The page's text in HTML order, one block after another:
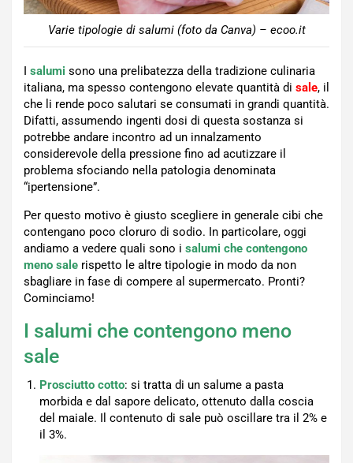
Varie tipologie di salumi (foto da Canva) – ecoo.it
I salumi sono una prelibatezza della tradizione culinaria
italiana, ma spesso contengono elevate quantità di sale, il
che li rende poco salutari se consumati in grandi quantità.
Difatti, assumendo ingenti dosi di questa sostanza si
potrebbe andare incontro ad un innalzamento
considerevole della pressione fino ad acutizzare il
problema sfociando nella patologia denominata
“ipertensione”.
Per questo motivo è giusto scegliere in generale cibi che
contengano poco cloruro di sodio. In particolare, oggi
andiamo a vedere quali sono i salumi che contengono
meno sale rispetto le altre tipologie in modo da non
sbagliare in fase di compere al supermercato. Pronti?
Cominciamo!
I salumi che contengono meno
sale
Prosciutto cotto: si tratta di un salume a pasta
morbida e dal sapore delicato, ottenuto dalla coscia
del maiale. Il contenuto di sale può oscillare tra il 2% e
il 3%.